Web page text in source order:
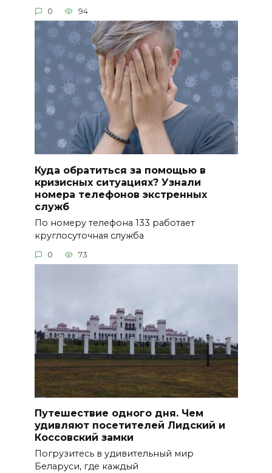
0 94
Куда обратиться за помощью в
кризисных ситуациях? Узнали
номера телефонов экстренных
служб
По номеру телефона 133 работает
круглосуточная служба
0 73
Путешествие одного дня. Чем
удивляют посетителей Лидский и
Коссовский замки
Погрузитесь в удивительный мир
Беларуси, где каждый